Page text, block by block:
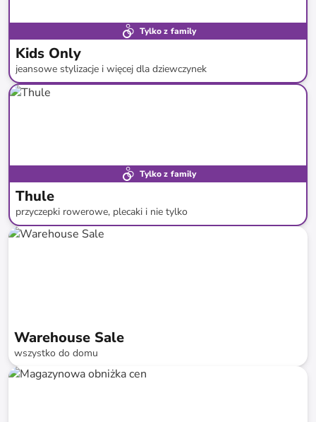
Tylko z family
Kids Only
jeansowe stylizacje i więcej dla dziewczynek
do-42
Tylko z family
Thule
przyczepki rowerowe, plecaki i nie tylko
do-59%*
Warehouse Sale
wszystko do domu
do-74%* Szybka dostawa